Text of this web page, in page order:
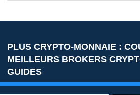
PLUS CRYPTO-MONNAIE :
MEILLEURS BROKERS
GUIDES